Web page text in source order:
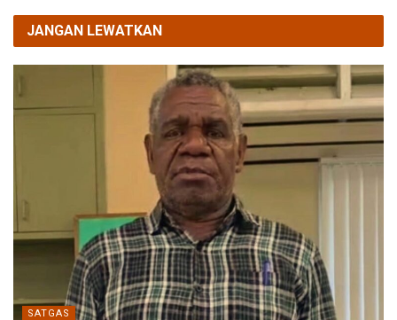
JANGAN LEWATKAN
SATGAS